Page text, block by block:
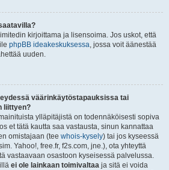
kirjoittama ja lisensoima. Jos uskot, että
phpBB ideakeskuksessa, jossa voit äänestää
uuden.
väärinkäytöstapauksissa tai
liittyen?
ylläpitäjistä on todennäköisesti sopiva
et tätä kautta saa vastausta, sinun kannattaa
omistajaan (tee whois-kysely) tai jos kyseessä
Yahoo!, free.fr, f2s.com, jne.), ota yhteyttä
vastaavaan osastoon kyseisessä palvelussa.
ei ole lainkaan toimivaltaa ja sitä ei voida